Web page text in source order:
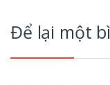
Để lại một